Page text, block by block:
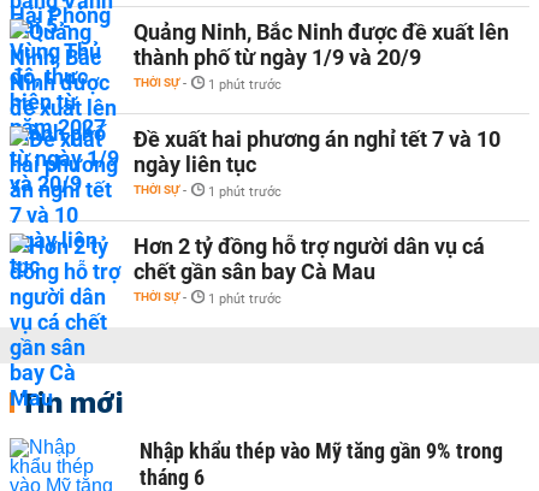
Quảng Ninh, Bắc Ninh được đề xuất lên
thành phố từ ngày 1/9 và 20/9
THỜI SỰ - 1 phút trước
Đề xuất hai phương án nghỉ tết 7 và 10
ngày liên tục
THỜI SỰ - 1 phút trước
Hơn 2 tỷ đồng hỗ trợ người dân vụ cá
chết gần sân bay Cà Mau
THỜI SỰ - 1 phút trước
Tin mới
Nhập khẩu thép vào Mỹ tăng gần 9% trong
tháng 6